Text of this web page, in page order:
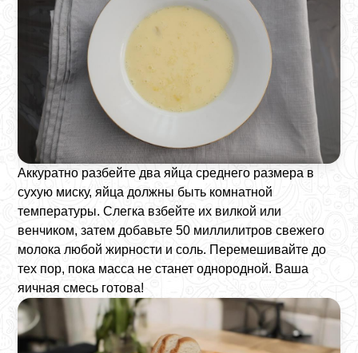
Аккуратно разбейте два яйца среднего размера в
сухую миску, яйца должны быть комнатной
температуры. Слегка взбейте их вилкой или
венчиком, затем добавьте 50 миллилитров свежего
молока любой жирности и соль. Перемешивайте до
тех пор, пока масса не станет однородной. Ваша
яичная смесь готова!